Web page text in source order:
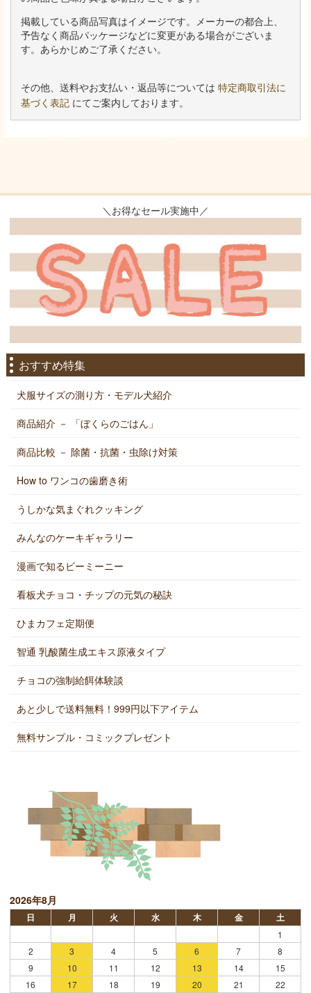
掲載している商品写真はイメージです。メーカーの都合上、
予告なく商品パッケージなどに変更がある場合がございま
す。あらかじめご了承ください。
その他、送料やお支払い・返品等については 特定商取引法に
基づく表記 にてご案内しております。
＼お得なセール実施中／
おすすめ特集
犬服サイズの測り方・モデル犬紹介
商品紹介 － 「ぼくらのごはん」
商品比較 － 除菌・抗菌・虫除け対策
How to ワンコの歯磨き術
うしかな気まぐれクッキング
みんなのケーキギャラリー
漫画で知るビーミーニー
看板犬チョコ・チップの元気の秘訣
ひまカフェ定期便
智通 乳酸菌生成エキス原液タイプ
チョコの強制給餌体験談
あと少しで送料無料！999円以下アイテム
無料サンプル・コミックプレゼント
2026年8月
日 月 火 水 木 金 土
1
2
3 4 5 6 7
8
9
10 11 12 13 14
15
16
17 18 19 20 21
22